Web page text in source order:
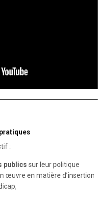
:
publics sur leur politique
œuvre en matière d’insertion